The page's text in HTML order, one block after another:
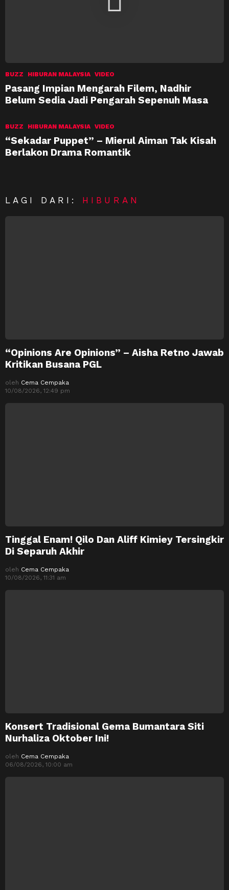
BUZZ HIBURAN MALAYSIA VIDEO
Pasang Impian Mengarah Filem, Nadhir
Belum Sedia Jadi Pengarah Sepenuh Masa
BUZZ HIBURAN MALAYSIA VIDEO
“Sekadar Puppet” – Mierul Aiman Tak Kisah
Berlakon Drama Romantik
LAGI DARI: HIBURAN
“Opinions Are Opinions” – Aisha Retno Jawab
Kritikan Busana PGL
oleh Cema Cempaka
10/08/2026, 12:49 pm
Tinggal Enam! Qilo Dan Aliff Kimiey Tersingkir
Di Separuh Akhir
oleh Cema Cempaka
10/08/2026, 11:31 am
Konsert Tradisional Gema Bumantara Siti
Nurhaliza Oktober Ini!
oleh Cema Cempaka
06/08/2026, 10:00 am